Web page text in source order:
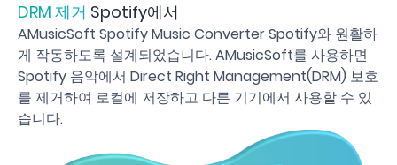
DRM 제거 Spotify에서
AMusicSoft Spotify Music Converter Spotify와 원활하
게 작동하도록 설계되었습니다. AMusicSoft를 사용하면
Spotify 음악에서 Direct Right Management(DRM) 보호
를 제거하여 로컬에 저장하고 다른 기기에서 사용할 수 있
습니다.